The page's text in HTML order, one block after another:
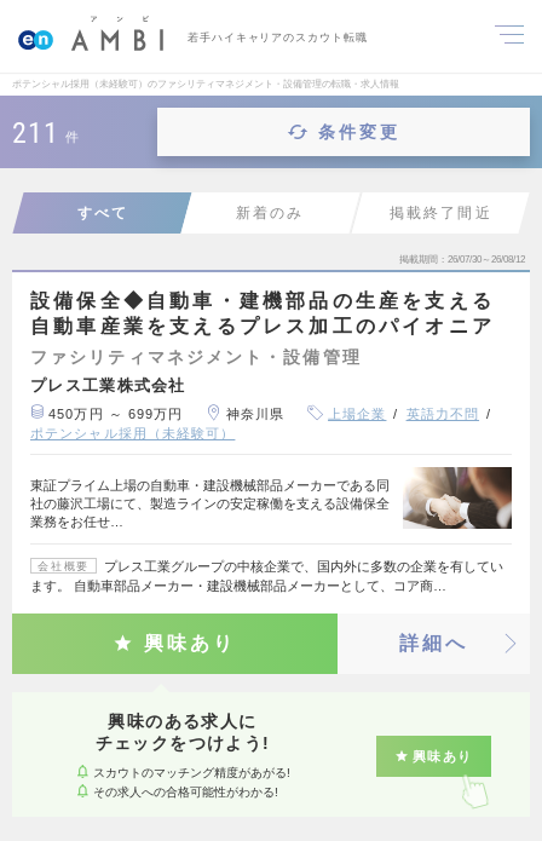
若手ハイキャリアのスカウト転職
ポテンシャル採用（未経験可）のファシリティマネジメント・設備管理の転職・求人情報
211 件 条件変更
すべて 新着のみ 掲載終了間近
掲載期間 26/07/30～26/08/12
設備保全◆自動車・建機部品の生産を支える
自動車産業を支えるプレス加工のパイオニア
ファシリティマネジメント・設備管理
プレス工業株式会社
450万円 ～ 699万円 神奈川県 上場企業
英語力不問
ポテンシャル採用（未経験可）
東証プライム上場の自動車・建設機械部品メーカーである同
社の藤沢工場にて、製造ラインの安定稼働を支える設備保全
業務をお任せ…
会社概要
プレス工業グループの中核企業で、国内外に多数の企業を有してい
ます。 自動車部品メーカー・建設機械部品メーカーとして、コア商…
興味あり 詳細へ
興味のある求人に
チェックをつけよう!
スカウトのマッチング精度があがる!
その求人への合格可能性がわかる!
興味あり